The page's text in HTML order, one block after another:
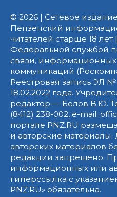
© 2026 | Сетевое
Пензенский
читателей старше 18
Федеральной службой
связи,
коммуникаций
Реестровая запись ЭЛ
18.02.2022 года.
редактор — Белов В.Ю.
(8412) 238-002, e-mail:
портале PNZ.RU
и авторские
авторских материалов
редакции запрещено.
информационных или
гиперссылка с
PNZ.RU» обязательна.